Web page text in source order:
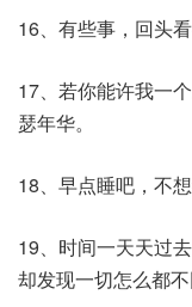
16、有些事，回头
17、若你能许我一
瑟年华。
18、早点睡吧，不
19、时间一天天过
却发现一切怎么都不